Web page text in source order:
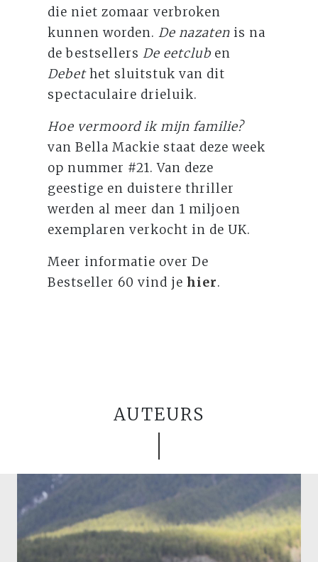
die niet zomaar verbroken
kunnen worden.De nazaten is na
de bestsellersDe eetclub en
Debethet sluitstuk van dit
spectaculaire drieluik.
Hoe vermoord ik mijn familie?
van Bella Mackie staat deze week
op nummer #21. Van deze
geestige en duistere thriller
werden al meer dan 1 miljoen
exemplaren verkocht in de UK.
Meer informatie over De
Bestseller 60 vind jehier.
AUTEURS